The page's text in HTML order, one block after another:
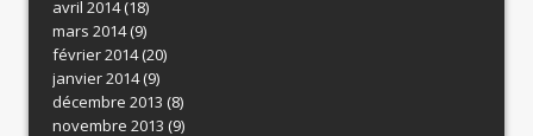
avril 2014(18)
mars 2014(9)
février 2014(20)
janvier 2014(9)
décembre 2013 (8)
novembre 2013 (9)